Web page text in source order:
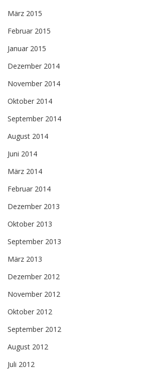
März 2015
Februar 2015
Januar 2015
Dezember 2014
November 2014
Oktober 2014
September 2014
August 2014
Juni 2014
März 2014
Februar 2014
Dezember 2013
Oktober 2013
September 2013
März 2013
Dezember 2012
November 2012
Oktober 2012
September 2012
August 2012
Juli 2012